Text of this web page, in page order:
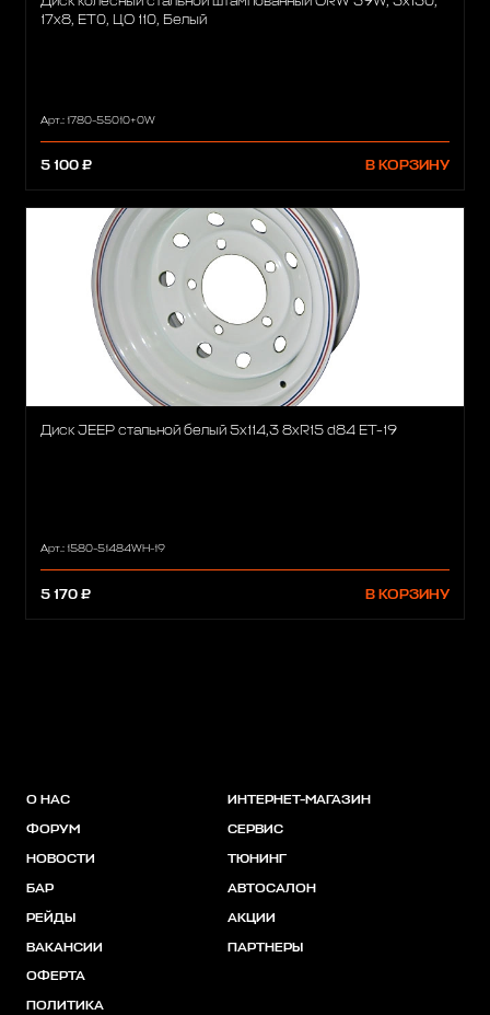
17x8, ET0, ЦО 110, Белый
Арт.: 1780-55010+0W
5 100 ₽ В КОРЗИНУ
Диск JEEP стальной белый 5х114,3 8xR15 d84 ET-19
Арт.: 1580-51484WH-19
5 170 ₽ В КОРЗИНУ
О НАС
ФОРУМ
НОВОСТИ
БАР
РЕЙДЫ
ВАКАНСИИ
ОФЕРТА
ПОЛИТИКА
ИНТЕРНЕТ-МАГАЗИН
СЕРВИС
ТЮНИНГ
АВТОСАЛОН
АКЦИИ
ПАРТНЕРЫ